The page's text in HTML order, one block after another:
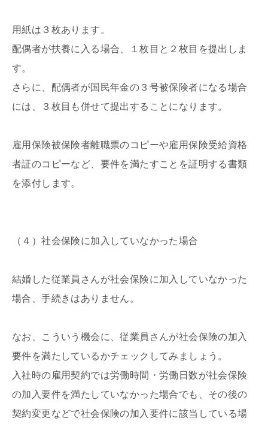
用紙は３枚あります。
配偶者が扶養に入る場合、１枚目と２枚目を提出しま
す。
さらに、配偶者が国民年金の３号被保険者になる場合
には、３枚目も併せて提出することになります。
雇用保険被保険者離職票のコピーや雇用保険受給資格
者証のコピーなど、要件を満たすことを証明する書類
を添付します。
（４）社会保険に加入していなかった場合
結婚した従業員さんが社会保険に加入していなかった
場合、手続きはありません。
なお、こういう機会に、従業員さんが社会保険の加入
要件を満たしているかチェックしてみましょう。
入社時の雇用契約では労働時間・労働日数が社会保険
の加入要件を満たしていなかった場合でも、その後の
契約変更などで社会保険の加入要件に該当している場